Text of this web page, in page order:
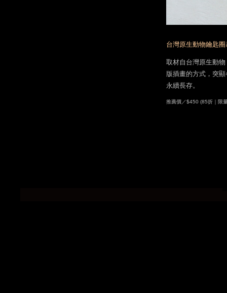
台灣原生動物鑰匙圈
取材自台灣原生動
版插畫的方式，突
永續長存。
推薦價／$450 (85折｜